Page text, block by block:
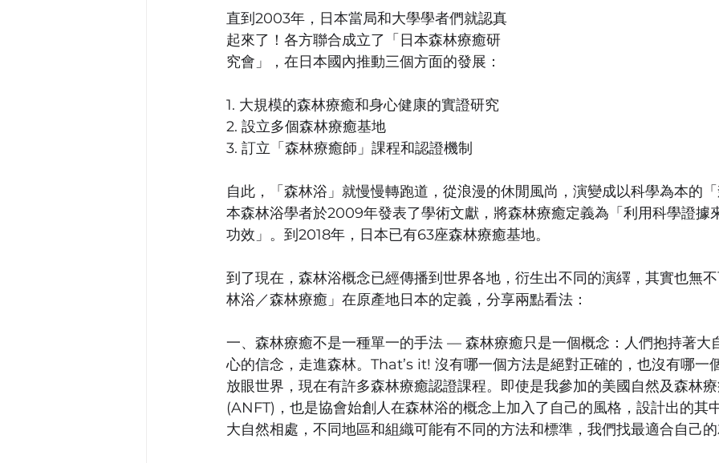
直到2003年，日本當局和大學學者們就認真
起來了！各方聯合成立了「日本森林療癒研
究會」，在日本國內推動三個方面的發展：
1. 大規模的森林療癒和身心健康的實證研究
2. 設立多個森林療癒基地
3. 訂立「森林療癒師」課程和認證機制
自此，「森林浴」就慢慢轉跑道，從浪漫的休閒風尚，演變成以科學為本的
本森林浴學者於2009年發表了學術文獻，將森林療癒定義為「利用科學證據
功效」。到2018年，日本已有63座森林療癒基地。
到了現在，森林浴概念已經傳播到世界各地，衍生出不同的演繹，其實也無
林浴／森林療癒」在原產地日本的定義，分享兩點看法：
一、森林療癒不是一種單一的手法 — 森林療癒只是一個概念：人們抱持著大
心的信念，走進森林。That’s it! 沒有哪一個方法是絕對正確的，也沒有哪一
放眼世界，現在有許多森林療癒認證課程。即使是我參加的美國自然及森林
(ANFT)，也是協會始創人在森林浴的概念上加入了自己的風格，設計出的其
大自然相處，不同地區和組織可能有不同的方法和標準，我們找最適合自己的